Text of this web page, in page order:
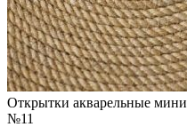
Открытки акварельные мини
№11